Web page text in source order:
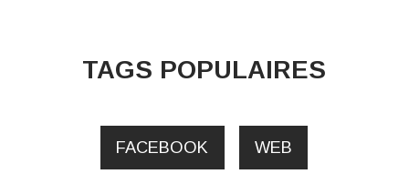
TAGS POPULAIRES
FACEBOOK WEB